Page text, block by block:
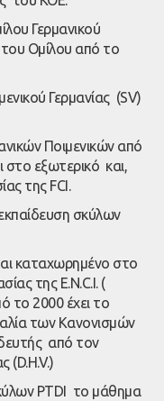
Γερμανικού
Ομίλου από το
Γερμανίας (SV)
Ποιμενικών από
στο εξωτερικό και,
της FCI.
σκύλων
καταχωρημένο στο
της E.N.C.I. (
το 2000 έχει το
των Κανονισμών
από τον
(D.H.V.)
PTDI το μάθημα